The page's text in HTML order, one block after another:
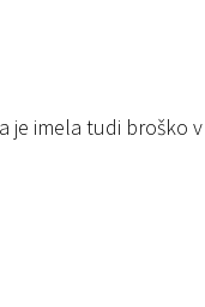
je imela tudi broško v